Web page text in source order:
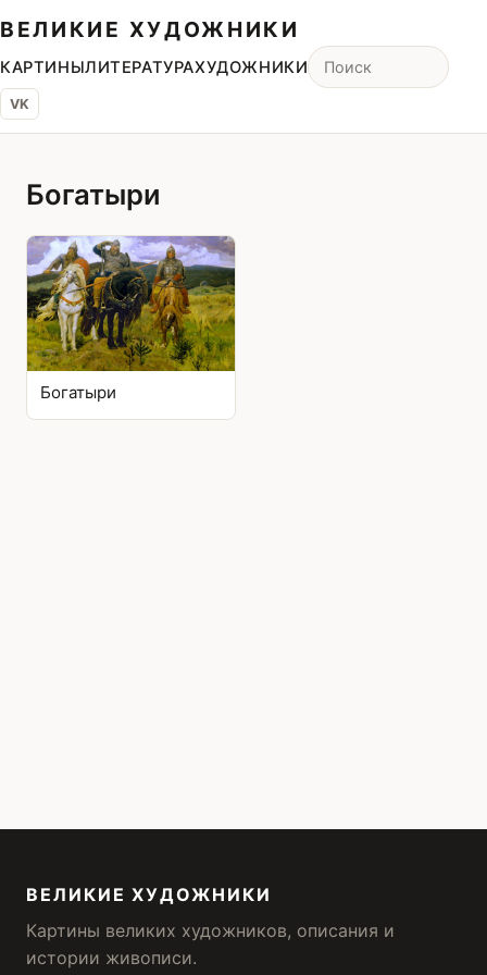
ВЕЛИКИЕ ХУДОЖНИКИ
КАРТИНЫЛИТЕРАТУРАХУДОЖНИКИ
VK
Богатыри
Богатыри
ВЕЛИКИЕ ХУДОЖНИКИ
Картины великих художников, описания и
истории живописи.